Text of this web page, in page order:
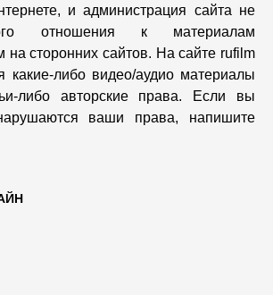
и администрация сайта не
отношения к материалам
на сторонних сайтов. На сайте rufilm
какие-либо видео/аудио материалы
либо авторские права. Если вы
ваши права, напишите